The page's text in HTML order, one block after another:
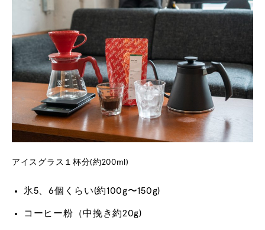
アイスグラス１杯分(約200ml)
氷5、6個くらい(約100g〜150g)
コーヒー粉（中挽き約20g)